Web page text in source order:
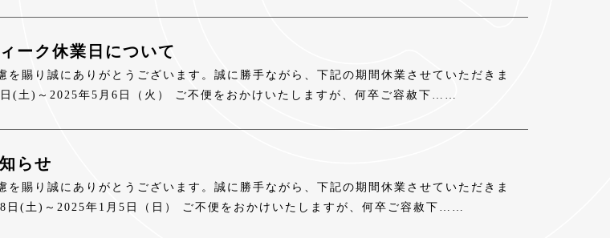
ーク休業日について
を賜り誠にありがとうございます。誠に勝手ながら、下記の期間休業させていただきま
(土)～2025年5月6日（火） ご不便をおかけいたしますが、何卒ご容赦下……
らせ
を賜り誠にありがとうございます。誠に勝手ながら、下記の期間休業させていただきま
日(土)～2025年1月5日（日） ご不便をおかけいたしますが、何卒ご容赦下……